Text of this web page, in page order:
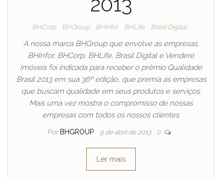
BHCorp BHGroup BHInfor BHLife Brasil Digital
A nossa marca BHGroup que envolve as empresas,
BHInfor, BHCorp, BHLife, Brasil Digital e Vendere
Imóveis foi indicada para receber o prêmio Qualidade
Brasil 2013 em sua 36º edição, que premia as empresas
que buscam qualidade em seus produtos e serviços.
Mais uma vez mostra o compromisso de nossas
empresas com todos os nossos clientes.
Por BHGROUP 9 de abril de 2013 0
Ler mais